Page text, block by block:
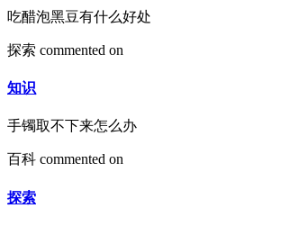
吃醋泡黑豆有什么好处
探索 commented on
知识
手镯取不下来怎么办
百科 commented on
探索